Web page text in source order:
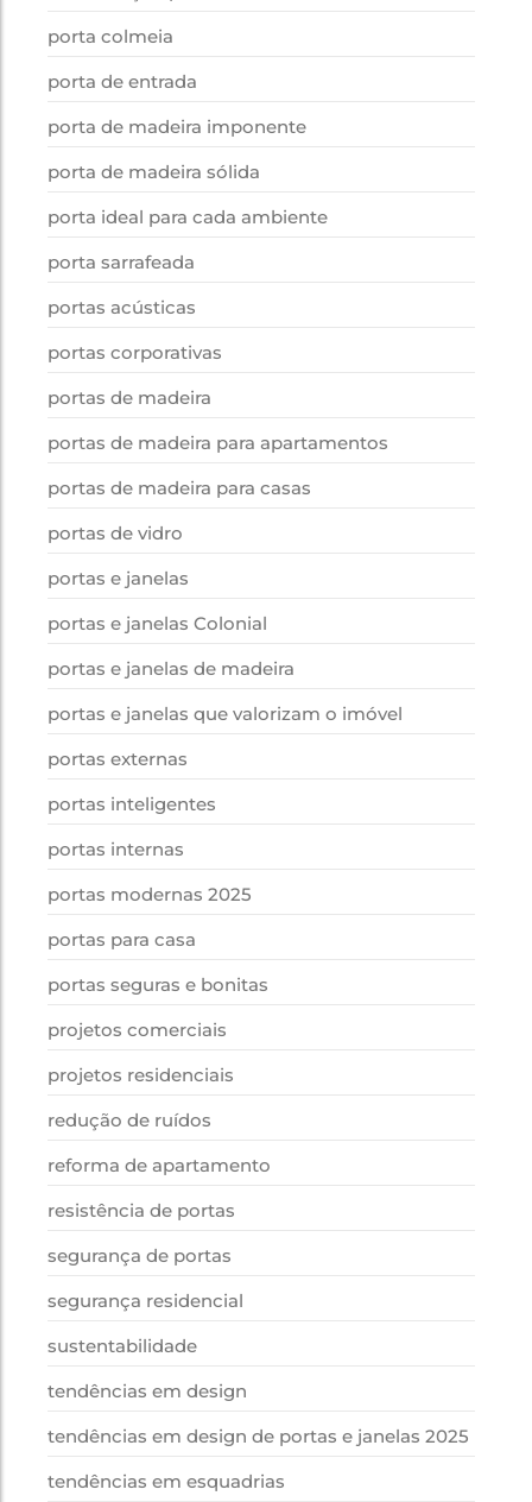
porta colmeia
porta de entrada
porta de madeira imponente
porta de madeira sólida
porta ideal para cada ambiente
porta sarrafeada
portas acústicas
portas corporativas
portas de madeira
portas de madeira para apartamentos
portas de madeira para casas
portas de vidro
portas e janelas
portas e janelas Colonial
portas e janelas de madeira
portas e janelas que valorizam o imóvel
portas externas
portas inteligentes
portas internas
portas modernas 2025
portas para casa
portas seguras e bonitas
projetos comerciais
projetos residenciais
redução de ruídos
reforma de apartamento
resistência de portas
segurança de portas
segurança residencial
sustentabilidade
tendências em design
tendências em design de portas e janelas 2025
tendências em esquadrias